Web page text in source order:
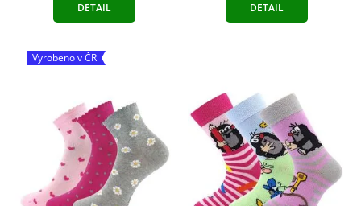
DETAIL DETAIL
Vyrobeno v ČR